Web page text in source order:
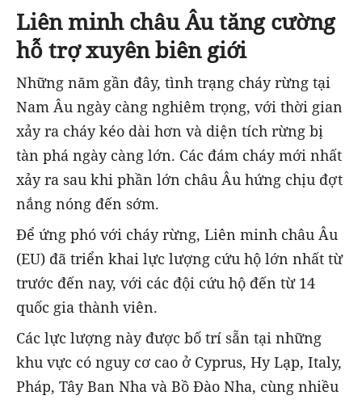
Liên minh châu Âu tăng cường
hỗ trợ xuyên biên giới
Những năm gần đây, tình trạng cháy rừng tại
Nam Âu ngày càng nghiêm trọng, với thời gian
xảy ra cháy kéo dài hơn và diện tích rừng bị
tàn phá ngày càng lớn. Các đám cháy mới nhất
xảy ra sau khi phần lớn châu Âu hứng chịu đợt
nắng nóng đến sớm.
Để ứng phó với cháy rừng, Liên minh châu Âu
(EU) đã triển khai lực lượng cứu hộ lớn nhất từ
trước đến nay, với các đội cứu hộ đến từ 14
quốc gia thành viên.
Các lực lượng này được bố trí sẵn tại những
khu vực có nguy cơ cao ở Cyprus, Hy Lạp, Italy,
Pháp, Tây Ban Nha và Bồ Đào Nha, cùng nhiều